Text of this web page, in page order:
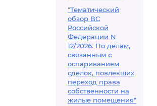
"Тематический
обзор ВС
Российской
Федерации N
12/2026. По делам,
связанным с
оспариванием
сделок, повлекших
переход права
собственности на
жилые помещения"